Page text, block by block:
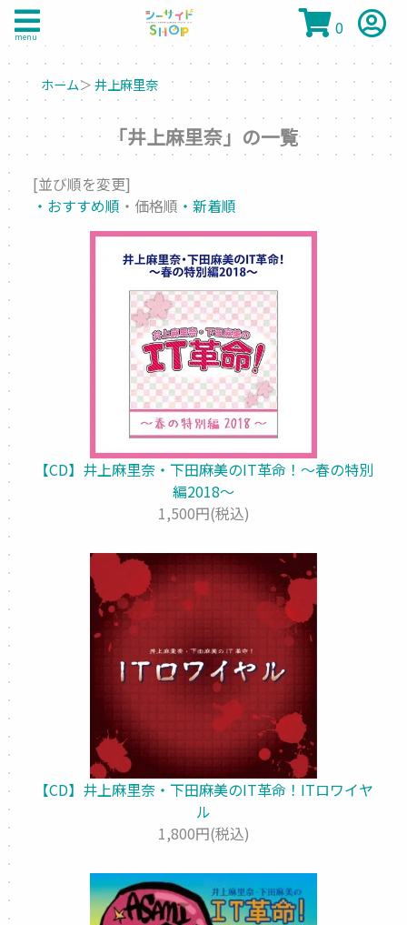
menu 0
ホーム＞井上麻里奈
「井上麻里奈」の一覧
[並び順を変更]
・おすすめ順 ・価格順 ・新着順
【CD】井上麻里奈・下田麻美のIT革命！～春の特別
編2018～
1,500円(税込)
【CD】井上麻里奈・下田麻美のIT革命！ITロワイヤ
ル
1,800円(税込)